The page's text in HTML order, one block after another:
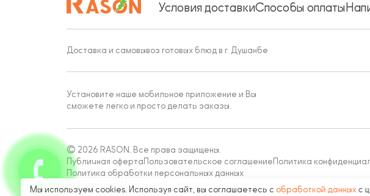
Условия доставкиСпособы оплаты
Доставка и самовывоз готовых блюд в г. Душанбе
Установите наше мобильное приложение и Вы
сможете легко и просто делать заказы.
© 2026 RASON. Все права защищены.
Публичная оферта Пользовательское соглашение Политика
Политика обработки персональных данных
Работает на Moba
Мы используем cookies. Используя сайт, вы соглашаетесь с обработкой данных с